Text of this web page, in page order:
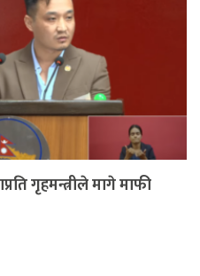
गृहमन्त्रीले मागे माफी